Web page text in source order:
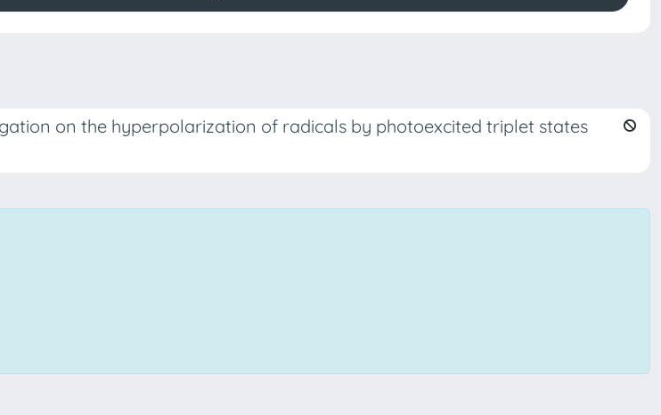
on the hyperpolarization of radicals by photoexcited triplet states